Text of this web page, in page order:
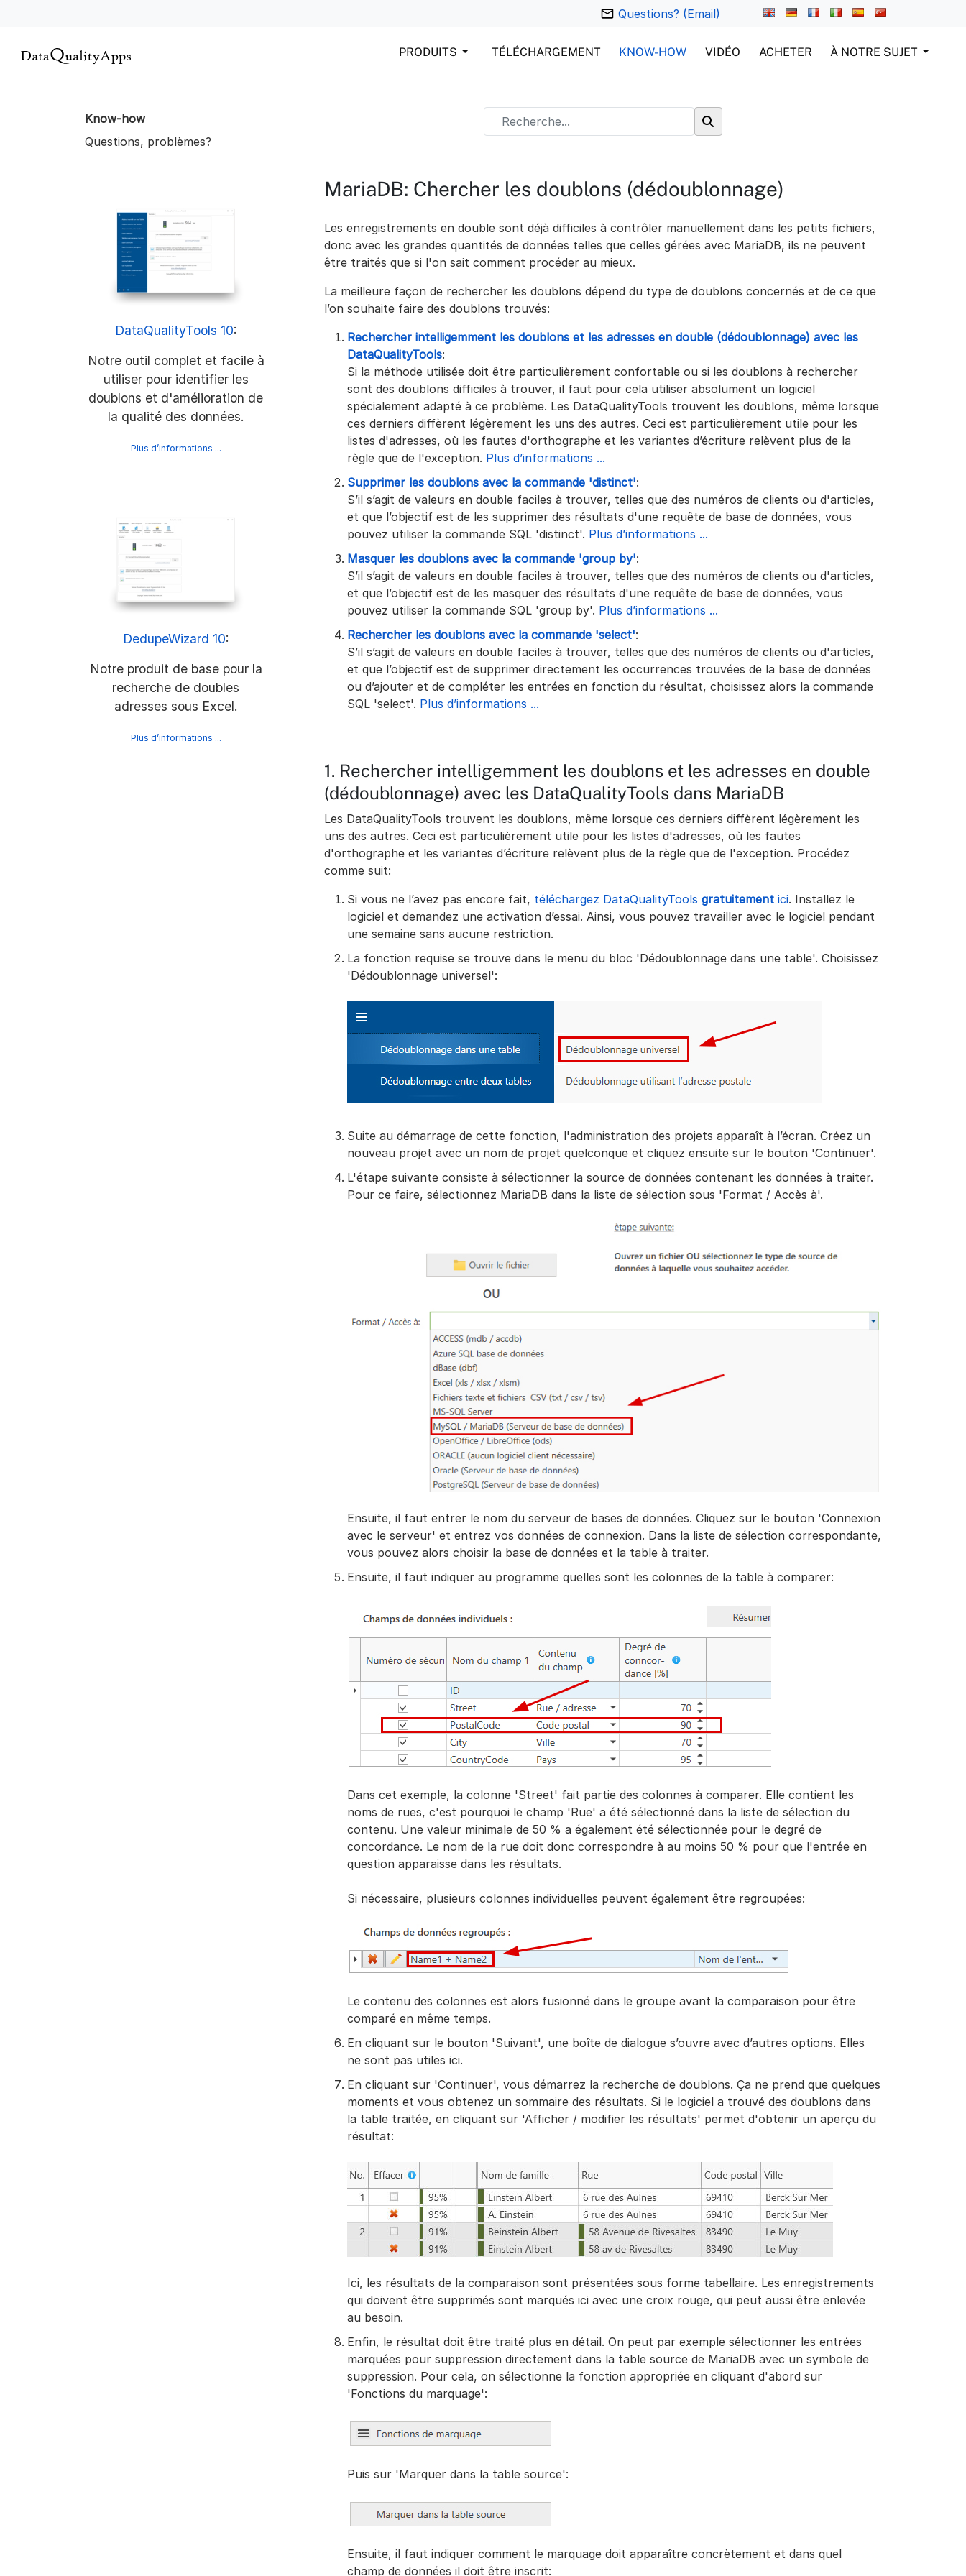
Questions? (Email)
PRODUITS TÉLÉCHARGEMENT KNOW-HOW VIDÉO ACHETER À NOTRE SUJET
Know-how
Questions, problèmes?
DataQualityTools 10:
Notre outil complet et facile à
utiliser pour identifier les
doublons et d'amélioration de
la qualité des données.
Plus d’informations ...
DedupeWizard 10:
Notre produit de base pour la
recherche de doubles
adresses sous Excel.
Plus d’informations ...
MariaDB: Chercher les doublons (dédoublonnage)
Les enregistrements en double sont déjà difficiles à contrôler manuellement dans les petits fichiers,
donc avec les grandes quantités de données telles que celles gérées avec MariaDB, ils ne peuvent
être traités que si l'on sait comment procéder au mieux.
La meilleure façon de rechercher les doublons dépend du type de doublons concernés et de ce que
l’on souhaite faire des doublons trouvés:
Rechercher intelligemment les doublons et les adresses en double (dédoublonnage) avec les
DataQualityTools:
Si la méthode utilisée doit être particulièrement confortable ou si les doublons à rechercher
sont des doublons difficiles à trouver, il faut pour cela utiliser absolument un logiciel
spécialement adapté à ce problème. Les DataQualityTools trouvent les doublons, même lorsque
ces derniers diffèrent légèrement les uns des autres. Ceci est particulièrement utile pour les
listes d'adresses, où les fautes d'orthographe et les variantes d’écriture relèvent plus de la
règle que de l'exception. Plus d’informations ...
Supprimer les doublons avec la commande 'distinct':
S’il s’agit de valeurs en double faciles à trouver, telles que des numéros de clients ou d'articles,
et que l’objectif est de les supprimer des résultats d'une requête de base de données, vous
pouvez utiliser la commande SQL 'distinct'. Plus d’informations ...
Masquer les doublons avec la commande 'group by':
S’il s’agit de valeurs en double faciles à trouver, telles que des numéros de clients ou d'articles,
et que l’objectif est de les masquer des résultats d'une requête de base de données, vous
pouvez utiliser la commande SQL 'group by'. Plus d’informations ...
Rechercher les doublons avec la commande 'select':
S’il s’agit de valeurs en double faciles à trouver, telles que des numéros de clients ou d'articles,
et que l’objectif est de supprimer directement les occurrences trouvées de la base de données
ou d’ajouter et de compléter les entrées en fonction du résultat, choisissez alors la commande
SQL 'select'. Plus d’informations ...
1. Rechercher intelligemment les doublons et les adresses en double
(dédoublonnage) avec les DataQualityTools dans MariaDB
Les DataQualityTools trouvent les doublons, même lorsque ces derniers diffèrent légèrement les
uns des autres. Ceci est particulièrement utile pour les listes d'adresses, où les fautes
d'orthographe et les variantes d’écriture relèvent plus de la règle que de l'exception. Procédez
comme suit:
Si vous ne l’avez pas encore fait, téléchargez DataQualityTools gratuitement ici. Installez le
logiciel et demandez une activation d’essai. Ainsi, vous pouvez travailler avec le logiciel pendant
une semaine sans aucune restriction.
La fonction requise se trouve dans le menu du bloc 'Dédoublonnage dans une table'. Choisissez
'Dédoublonnage universel':
Suite au démarrage de cette fonction, l'administration des projets apparaît à l’écran. Créez un
nouveau projet avec un nom de projet quelconque et cliquez ensuite sur le bouton 'Continuer'.
L'étape suivante consiste à sélectionner la source de données contenant les données à traiter.
Pour ce faire, sélectionnez MariaDB dans la liste de sélection sous 'Format / Accès à'.
Ensuite, il faut entrer le nom du serveur de bases de données. Cliquez sur le bouton 'Connexion
avec le serveur' et entrez vos données de connexion. Dans la liste de sélection correspondante,
vous pouvez alors choisir la base de données et la table à traiter.
Ensuite, il faut indiquer au programme quelles sont les colonnes de la table à comparer:
Dans cet exemple, la colonne 'Street' fait partie des colonnes à comparer. Elle contient les
noms de rues, c'est pourquoi le champ 'Rue' a été sélectionné dans la liste de sélection du
contenu. Une valeur minimale de 50 % a également été sélectionnée pour le degré de
concordance. Le nom de la rue doit donc correspondre à au moins 50 % pour que l'entrée en
question apparaisse dans les résultats.
Si nécessaire, plusieurs colonnes individuelles peuvent également être regroupées:
Le contenu des colonnes est alors fusionné dans le groupe avant la comparaison pour être
comparé en même temps.
En cliquant sur le bouton 'Suivant', une boîte de dialogue s’ouvre avec d’autres options. Elles
ne sont pas utiles ici.
En cliquant sur 'Continuer', vous démarrez la recherche de doublons. Ça ne prend que quelques
moments et vous obtenez un sommaire des résultats. Si le logiciel a trouvé des doublons dans
la table traitée, en cliquant sur 'Afficher / modifier les résultats' permet d'obtenir un aperçu du
résultat:
Ici, les résultats de la comparaison sont présentées sous forme tabellaire. Les enregistrements
qui doivent être supprimés sont marqués ici avec une croix rouge, qui peut aussi être enlevée
au besoin.
Enfin, le résultat doit être traité plus en détail. On peut par exemple sélectionner les entrées
marquées pour suppression directement dans la table source de MariaDB avec un symbole de
suppression. Pour cela, on sélectionne la fonction appropriée en cliquant d'abord sur
'Fonctions du marquage':
Puis sur 'Marquer dans la table source':
Ensuite, il faut indiquer comment le marquage doit apparaître concrètement et dans quel
champ de données il doit être inscrit: